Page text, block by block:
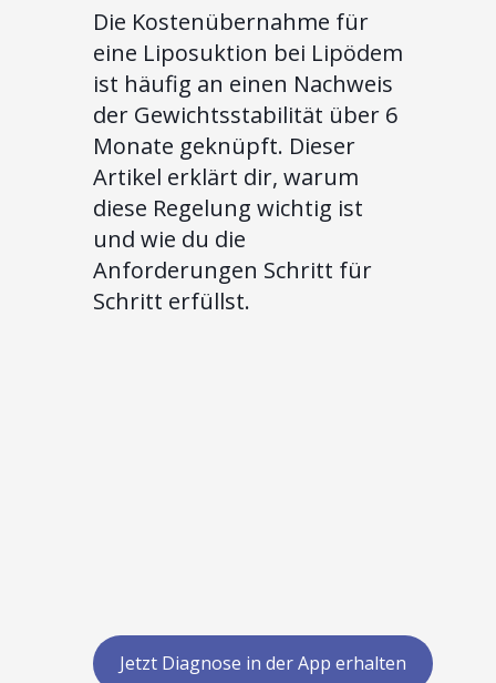
Die Kostenübernahme für
eine Liposuktion bei Lipödem
ist häufig an einen Nachweis
der Gewichtsstabilität über 6
Monate geknüpft. Dieser
Artikel erklärt dir, warum
diese Regelung wichtig ist
und wie du die
Anforderungen Schritt für
Schritt erfüllst.
Jetzt Diagnose in der App erhalten